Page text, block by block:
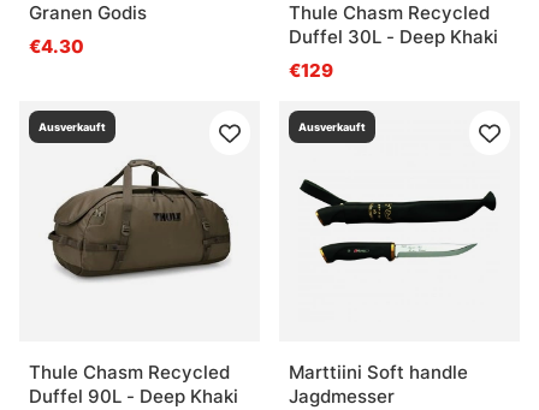
Granen Godis
€4.30
Thule Chasm Recycled
Duffel 30L - Deep Khaki
€129
Ausverkauft
Thule Chasm Recycled
Duffel 90L - Deep Khaki
Ausverkauft
Marttiini Soft handle
Jagdmesser